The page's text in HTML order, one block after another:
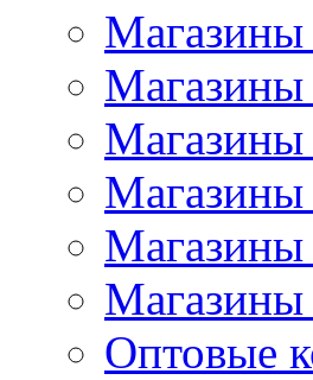
Магазины
Магазины
Магазины
Магазины
Оптовые